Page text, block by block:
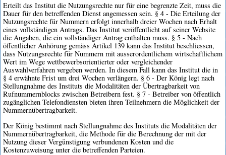
Erteilt das Institut die Nutzungsrechte nur für eine begrenzte Zeit, muss die
Dauer für den betreffenden Dienst angemessen sein. § 4 - Die Erteilung der
Nutzungsrechte für Nummern erfolgt innerhalb dreier Wochen nach Erhalt
eines vollständigen Antrags. Das Institut veröffentlicht auf seiner Website
die Angaben, die ein vollständiger Antrag enthalten muss. § 5 - Nach
öffentlicher Anhörung gemäss Artikel 139 kann das Institut beschliessen,
dass Nutzungsrechte für Nummern mit ausserordentlichem wirtschaftlichem
Wert im Wege wettbewerbsorientierter oder vergleichender
Auswahlverfahren vergeben werden. In diesem Fall kann das Institut die in
§ 4 erwähnte Frist um drei Wochen verlängern. § 6 - Der König legt nach
Stellungnahme des Instituts die Modalitäten der Übertragbarkeit von
Rufnummernblocks zwischen Betreibern fest. § 7 - Betreiber von öffentlich
zugänglichen Telefondiensten bieten ihren Teilnehmern die Möglichkeit der
Nummernübertragbarkeit.
Der König bestimmt nach Stellungnahme des Instituts die Modalitäten der
Nummernübertragbarkeit, die Methode für die Berechnung der mit der
Nutzung dieser Vergünstigung verbundenen Kosten und die
Kostenzuweisung unter die betreffenden Parteien.